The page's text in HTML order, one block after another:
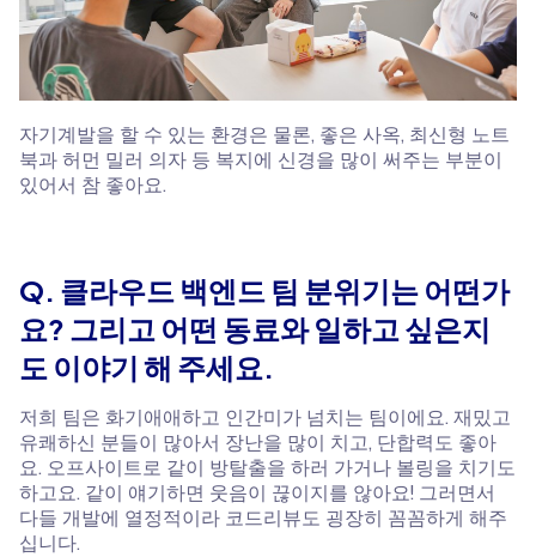
자기계발을 할 수 있는 환경은 물론, 좋은 사옥, 최신형 노트
북과 허먼 밀러 의자 등 복지에 신경을 많이 써주는 부분이
있어서 참 좋아요.
Q. 클라우드 백엔드 팀 분위기는 어떤가
요? 그리고 어떤 동료와 일하고 싶은지
도 이야기 해 주세요.
저희 팀은 화기애애하고 인간미가 넘치는 팀이에요. 재밌고
유쾌하신 분들이 많아서 장난을 많이 치고, 단합력도 좋아
요. 오프사이트로 같이 방탈출을 하러 가거나 볼링을 치기도
하고요. 같이 얘기하면 웃음이 끊이지를 않아요! 그러면서
다들 개발에 열정적이라 코드리뷰도 굉장히 꼼꼼하게 해주
십니다.